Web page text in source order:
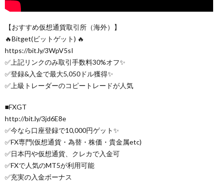
【おすすめ仮想通貨取引所（海外）】
🔥Bitget(ビットゲット) 🔥
https://bit.ly/3WpV5sI
✅上記リンクのみ取引手数料30%オフ✨
✅登録&入金で最大5,050ドル獲得✨
✅上級トレーダーのコピートレードが人気
■FXGT
http://bit.ly/3jd6E8e
✅今なら口座登録で10,000円ゲット✨
✅FX専門(仮想通貨・為替・株価・貴金属etc)
✅日本円や仮想通貨、クレカで入金可
✅FXで人気のMT5が利用可能
✅充実の入金ボーナス